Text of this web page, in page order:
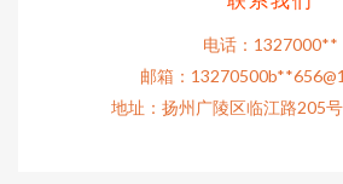
电话：1327000**
邮箱：13270500b**
地址：扬州广陵区临江路205